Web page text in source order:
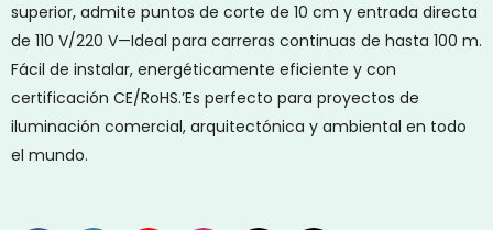
superior, admite puntos de corte de 10 cm y entrada directa
de 110 V/220 V—Ideal para carreras continuas de hasta 100 m.
Fácil de instalar, energéticamente eficiente y con
certificación CE/RoHS.’Es perfecto para proyectos de
iluminación comercial, arquitectónica y ambiental en todo
el mundo.